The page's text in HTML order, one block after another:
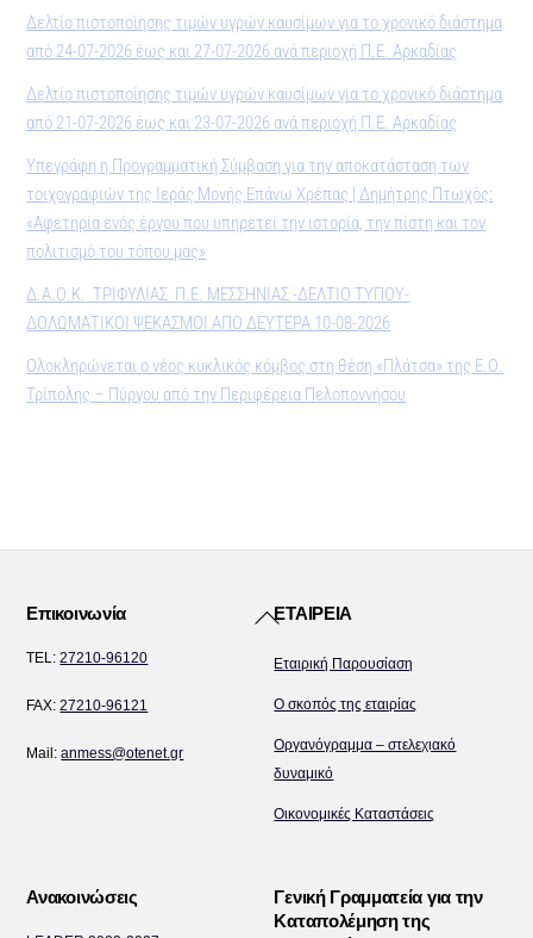
Δελτίο πιστοποίησης τιμών υγρών καυσίμων για το χρονικό διάστημα
από 24-07-2026 έως και 27-07-2026 ανά περιοχή Π.Ε. Αρκαδίας
Δελτίο πιστοποίησης τιμών υγρών καυσίμων για το χρονικό διάστημα
από 21-07-2026 έως και 23-07-2026 ανά περιοχή Π.Ε. Αρκαδίας
Υπεγράφη η Προγραμματική Σύμβαση για την αποκατάσταση των
τοιχογραφιών της Ιεράς Μονής Επάνω Χρέπας | Δημήτρης Πτωχός:
«Αφετηρία ενός έργου που υπηρετεί την ιστορία, την πίστη και τον
πολιτισμό του τόπου μας»
Δ.Α.Ο.Κ. ΤΡΙΦΥΛΙΑΣ Π.Ε. ΜΕΣΣΗΝΙΑΣ -ΔΕΛΤΙΟ ΤΥΠΟΥ-
ΔΟΛΩΜΑΤΙΚΟΙ ΨΕΚΑΣΜΟΙ ΑΠΟ ΔΕΥΤΕΡΑ 10-08-2026
Ολοκληρώνεται ο νέος κυκλικός κόμβος στη θέση «Πλάτσα» της Ε.Ο.
Τρίπολης – Πύργου από την Περιφέρεια Πελοποννήσου
Back
Top
Επικοινωνία
TEL:27210-96120
FAX:27210-96121
Mail:anmess@otenet.gr
ΕΤΑΙΡΕΙΑ
Εταιρική Παρουσίαση
Ο σκοπός της εταιρίας
Οργανόγραμμα – στελεχιακό
δυναμικό
Οικονομικές Καταστάσεις
Ανακοινώσεις
Γενική Γραμματεία για την
Καταπολέμηση της